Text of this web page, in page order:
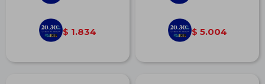
$ 1.834 $ 5.004